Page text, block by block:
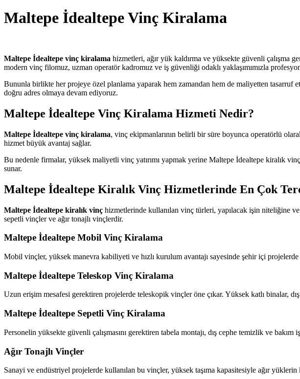
Maltepe İdealtepe Vinç Kiralama
Maltepe İdealtepe vinç kiralama hizmetleri, ağır yük kaldırma ve yüksekte güvenli çalışma
modern vinç filomuz, uzman operatör kadromuz ve iş güvenliği odaklı yaklaşımımızla
Bununla birlikte her projeye özel planlama yaparak hem zamandan hem de maliyetten tasarruf
doğru adres olmaya devam ediyoruz.
Maltepe İdealtepe Vinç Kiralama Hizmeti Nedir?
Maltepe İdealtepe vinç kiralama, vinç ekipmanlarının belirli bir süre boyunca operatörlü
hizmet büyük avantaj sağlar.
Bu nedenle firmalar, yüksek maliyetli vinç yatırımı yapmak yerine Maltepe İdealtepe kiralık
sunar.
Maltepe İdealtepe Kiralık Vinç Hizmetlerinde En Çok
Maltepe İdealtepe kiralık vinç hizmetlerinde kullanılan vinç türleri, yapılacak işin niteliğine
sepetli vinçler ve ağır tonajlı vinçlerdir.
Maltepe İdealtepe Mobil Vinç Kiralama
Mobil vinçler, yüksek manevra kabiliyeti ve hızlı kurulum avantajı sayesinde şehir içi
Maltepe İdealtepe Teleskop Vinç Kiralama
Uzun erişim mesafesi gerektiren projelerde teleskopik vinçler öne çıkar. Yüksek katlı binalar,
Maltepe İdealtepe Sepetli Vinç Kiralama
Personelin yüksekte güvenli çalışmasını gerektiren tabela montajı, dış cephe temizlik ve
Ağır Tonajlı Vinçler
Sanayi ve endüstriyel projelerde kullanılan bu vinçler, yüksek taşıma kapasitesiyle ağır yüklerin